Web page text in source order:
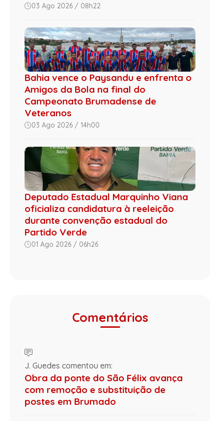
03 Ago 2026 / 08h22
Bahia vence o Paysandu e enfrenta o
Amigos da Bola na final do
Campeonato Brumadense de
Veteranos
03 Ago 2026 / 14h00
Deputado Estadual Marquinho Viana
oficializa candidatura à reeleição
durante convenção estadual do
Partido Verde
01 Ago 2026 / 06h26
Comentários
J. Guedes comentou em:
Obra da ponte do São Félix avança
com remoção e substituição de
postes em Brumado